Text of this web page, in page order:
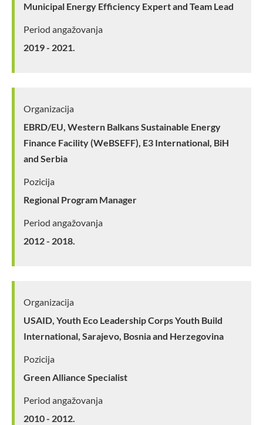
Municipal Energy Efficiency Expert and Team Lead
Period angažovanja
2019 - 2021.
Organizacija
EBRD/EU, Western Balkans Sustainable Energy
Finance Facility (WeBSEFF), E3 International, BiH
and Serbia
Pozicija
Regional Program Manager
Period angažovanja
2012 - 2018.
Organizacija
USAID, Youth Eco Leadership Corps Youth Build
International, Sarajevo, Bosnia and Herzegovina
Pozicija
Green Alliance Specialist
Period angažovanja
2010 - 2012.